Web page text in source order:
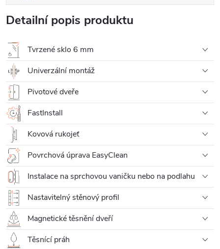
Detailní popis produktu
Tvrzené sklo 6 mm
Univerzální montáž
Pivotové dveře
FastInstall
Kovová rukojeť
Povrchová úprava EasyClean
Instalace na sprchovou vaničku nebo na podlahu
Nastavitelný stěnový profil
Magnetické těsnění dveří
Těsnící práh